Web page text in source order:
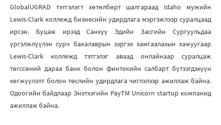
GlobalUGRAD тэтгэлэгт хөтөлбөрт шалгараад Idaho мужийн
Lewis-Clark коллежд бизнесийн удирдлага мэргэжлээр суралцаад
ирсэн. Буцаж ирээд Санхүү Эдийн Засгийн Сургуульдаа
үргэлжлүүлэн сурч бакалаврын зэргээ хамгаалахын хажуугаар
Lewis-Clark коллежд тэтгэлэг аваад онлайнаар суралцаж
төгссөний дараа банк болон финтекийн салбарт бүтээгдэхүүн
хөгжүүлэлт болон төслийн удирдлага чиглэлээр ажиллаж байна.
Одоогийн байдлаар Энэтхэгийн PayTM Unicorn startup компанид
ажиллаж байна.